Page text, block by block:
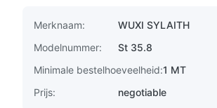
Merknaam:
WUXI SYLAITH
Modelnummer:
St 35.8
Minimale bestelhoeveelheid:1 MT
Prijs:
negotiable